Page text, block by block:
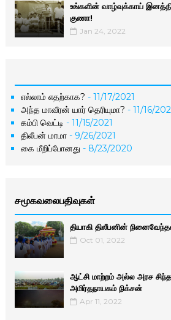
உங்களின் வாழ்வுக்காய்
குணா!
Jan 24, 2022
எல்லாம் எதற்காக? - 11/17/2021
அந்த மாவீரன் யார் தெரியுமா? - 11/16/
கம்பி வெட்டி - 11/15/2021
திலீபன் மாமா- 9/26/2021
கை மீறிப்போனது - 8/23/2020
சமூகவலைபதிவுகள்
தியாகி திலீபனின்
Oct 01, 2022
ஆட்சி மாற்றம் அல்ல அரச
அமிர்தநாயகம் நிக்சன்
Apr 11, 2022